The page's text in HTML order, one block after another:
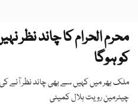
کو ہوگا
ملک بھر میں کہیں سے بھی چاند نظر آنے
چیئرمین رویت ہلال کمیٹی